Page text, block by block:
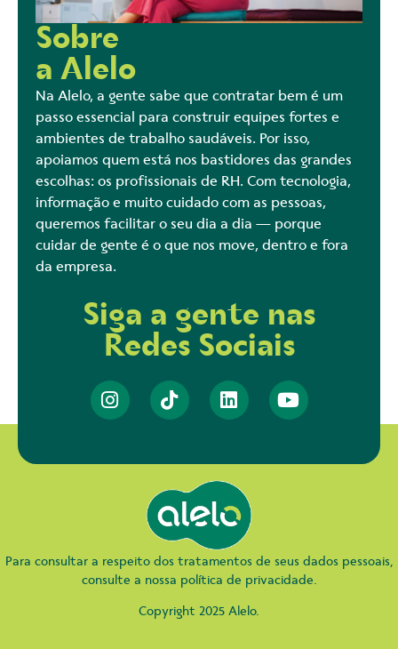
Sobre
a Alelo
Na Alelo, a gente sabe que contratar bem é um
passo essencial para construir equipes fortes e
ambientes de trabalho saudáveis. Por isso,
apoiamos quem está nos bastidores das grandes
escolhas: os profissionais de RH. Com tecnologia,
informação e muito cuidado com as pessoas,
queremos facilitar o seu dia a dia — porque
cuidar de gente é o que nos move, dentro e fora
da empresa.
Siga a gente nas
Redes Sociais
Para consultar a respeito dos tratamentos de seus dados pessoais,
consulte a nossa política de privacidade.
Copyright 2025 Alelo.